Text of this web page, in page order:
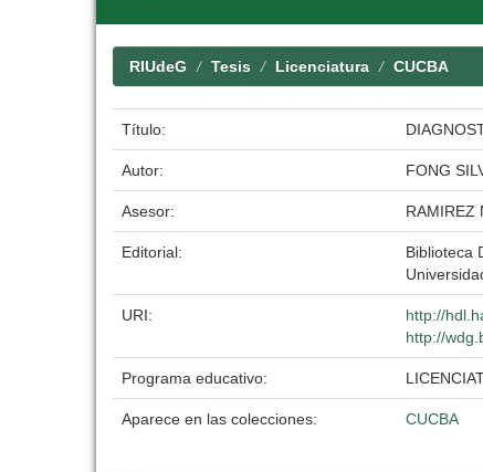
RIUdeG Tesis Licenciatura CUCBA
Título:
Autor: FONG
Asesor: RAMIREZ
Editorial:
Biblioteca
URI:
http://
http://
Programa educativo:
Aparece en las colecciones: CUCBA